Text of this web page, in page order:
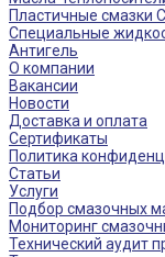
Пластичные смазки
Специальные
Антигель
О компании
Вакансии
Новости
Доставка и оплата
Сертификаты
Политика
Статьи
Услуги
Подбор смазочных
Мониторинг
Технический аудит